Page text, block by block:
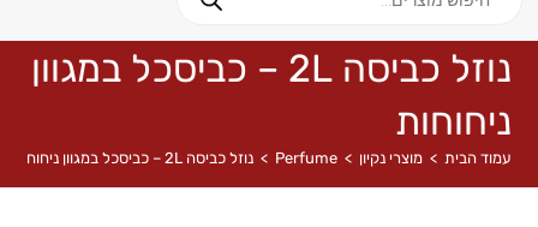
נוזל כביסה 2L – כביסכל במגוון
ניחוחות
עמוד הבית > מוצרי נקיון >
Perfume
> נוזל כביסה 2L – כביסכל במגוון ניחוחות